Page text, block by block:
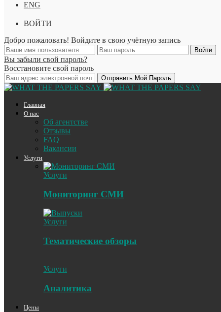
ENG
ВОЙТИ
Добро пожаловать! Войдите в свою учётную запись
Вы забыли свой пароль?
Восстановите свой пароль
Главная
О нас
Об агентстве
Отзывы
FAQ
Вакансии
Услуги
Услуги
Мониторинг СМИ
Услуги
Тематические обзоры
Услуги
Аналитика
Цены